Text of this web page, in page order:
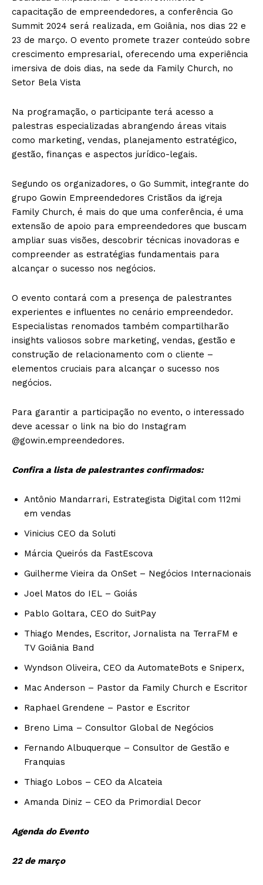
capacitação de empreendedores, a conferência Go
Summit 2024 será realizada, em Goiânia, nos dias 22 e
23 de março. O evento promete trazer conteúdo sobre
crescimento empresarial, oferecendo uma experiência
imersiva de dois dias, na sede da Family Church, no
Setor Bela Vista
Na programação, o participante terá acesso a
palestras especializadas abrangendo áreas vitais
como marketing, vendas, planejamento estratégico,
gestão, finanças e aspectos jurídico-legais.
Segundo os organizadores, o Go Summit, integrante do
grupo Gowin Empreendedores Cristãos da igreja
Family Church, é mais do que uma conferência, é uma
extensão de apoio para empreendedores que buscam
ampliar suas visões, descobrir técnicas inovadoras e
compreender as estratégias fundamentais para
alcançar o sucesso nos negócios.
O evento contará com a presença de palestrantes
experientes e influentes no cenário empreendedor.
Especialistas renomados também compartilharão
insights valiosos sobre marketing, vendas, gestão e
construção de relacionamento com o cliente –
elementos cruciais para alcançar o sucesso nos
negócios.
Para garantir a participação no evento, o interessado
deve acessar o link na bio do Instagram
@gowin.empreendedores.
Confira a lista de palestrantes confirmados:
Antônio Mandarrari, Estrategista Digital com 112mi
em vendas
Vinicius CEO da Soluti
Márcia Queirós da FastEscova
Guilherme Vieira da OnSet – Negócios Internacionais
Joel Matos do IEL – Goiás
Pablo Goltara, CEO do SuitPay
Thiago Mendes, Escritor, Jornalista na TerraFM e
TV Goiânia Band
Wyndson Oliveira, CEO da AutomateBots e Sniperx,
Mac Anderson – Pastor da Family Church e Escritor
⁠Raphael Grendene – Pastor e Escritor
Breno Lima – Consultor Global de Negócios
⁠Fernando Albuquerque – Consultor de Gestão e
Franquias
⁠Thiago Lobos – CEO da Alcateia
⁠Amanda Diniz – CEO da Primordial Decor
Agenda do Evento
22 de março